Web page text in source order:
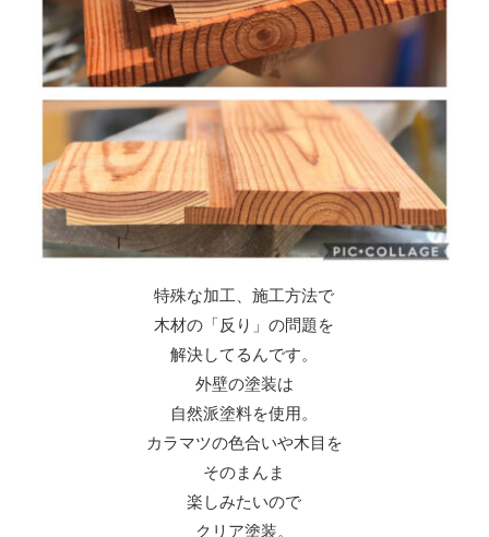
特殊な加工、施工方法で
木材の「反り」の問題を
解決してるんです。
外壁の塗装は
自然派塗料を使用。
カラマツの色合いや木目を
そのまんま
楽しみたいので
クリア塗装。